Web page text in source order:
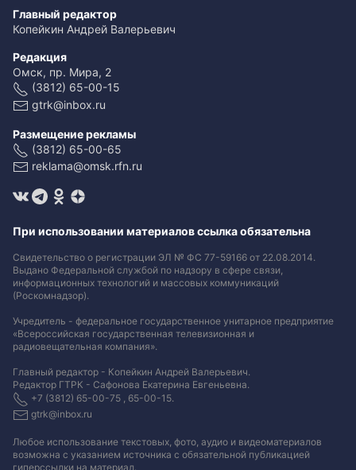
Главный редактор
Копейкин Андрей Валерьевич
Редакция
Омск, пр. Мира, 2
(3812) 65-00-15
gtrk@inbox.ru
Размещение рекламы
(3812) 65-00-65
reklama@omsk.rfn.ru
При использовании материалов ссылка обязательна
Свидетельство о регистрации ЭЛ № ФС 77-59166 от 22.08.2014.
Выдано Федеральной службой по надзору в сфере связи,
информационных технологий и массовых коммуникаций
(Роскомнадзор).
Учредитель - федеральное государственное унитарное предприятие
«Всероссийская государственная телевизионная и
радиовещательная компания».
Главный редактор - Копейкин Андрей Валерьевич.
Редактор ГТРК - Сафонова Екатерина Евгеньевна.
+7 (3812) 65-00-75 , 65-00-15.
gtrk@inbox.ru
Любое использование текстовых, фото, аудио и видеоматериалов
возможна с указанием источника с обязательной публикацией
гиперссылки на материал.